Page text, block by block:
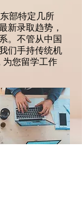
部特定几所
新录取趋势，
。不管从中国
们手持传统机
为您留学工作